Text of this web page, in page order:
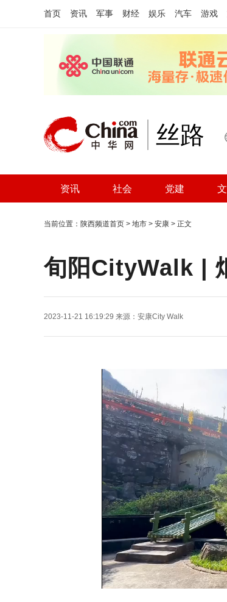
首页 资讯 军事 财经 娱乐 汽车 游戏
丝路
资讯 社会 党建
当前位置： 陕西频道首页 > 地市 > 安康 > 正文
旬阳CityWalk |
2023-11-21 16:19:29 来源： 安康City Walk